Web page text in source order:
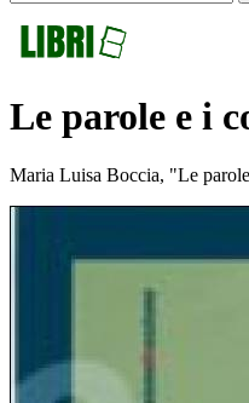
Le parole e i
Maria Luisa Boccia, "Le